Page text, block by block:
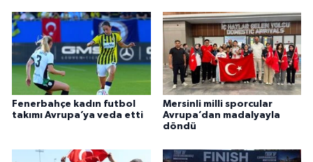
Fenerbahçe kadın futbol
takımı Avrupa’ya veda etti
Mersinli milli sporcular
Avrupa’dan madalyayla
döndü